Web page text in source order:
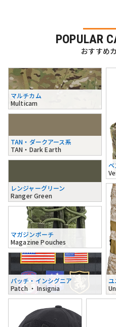
POPULAR
おすすめ
マルチカム
Multicam
TAN・ダークアース系
TAN・Dark Earth
レンジャーグリーン
Ranger Green
ベ
マガジンポーチ
Magazine Pouches
パッチ・インシグニア
Patch ・ Insignia
ユ